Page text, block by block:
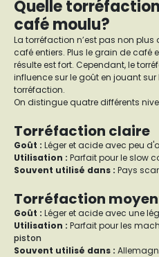
Quelle
café moulu?
La torréfaction n’est pas non
café entiers. Plus le grain de café
résulte est fort. Cependant, le
influence sur le goût en jouant
torréfaction.
On distingue quatre différents
Torréfaction claire
Goût : Léger et acide avec peu
Utilisation : Parfait pour le slow
Souvent utilisé dans : Pays
Torréfaction
Goût : Léger et acide avec une
Utilisation : Parfait pour les
piston
Souvent utilisé dans :